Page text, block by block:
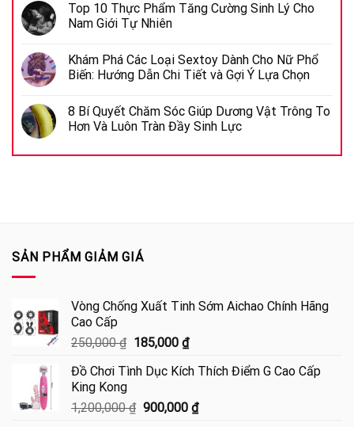
Top 10 Thực Phẩm Tăng Cường Sinh Lý Cho
Nam Giới Tự Nhiên
Khám Phá Các Loại Sextoy Dành Cho Nữ Phổ
Biến: Hướng Dẫn Chi Tiết và Gợi Ý Lựa Chọn
8 Bí Quyết Chăm Sóc Giúp Dương Vật Trông To
Hơn Và Luôn Tràn Đầy Sinh Lực
SẢN PHẨM GIẢM GIÁ
Vòng Chống Xuất Tinh Sớm Aichao Chính Hãng
Cao Cấp
250,000₫ Giá
là:
185,000 ₫Giá
tại
185,000 ₫.
Đồ Chơi Tình Dục Kích Thích Điểm G Cao Cấp
King Kong
1,200,000₫ Giá
900,000 ₫Giá